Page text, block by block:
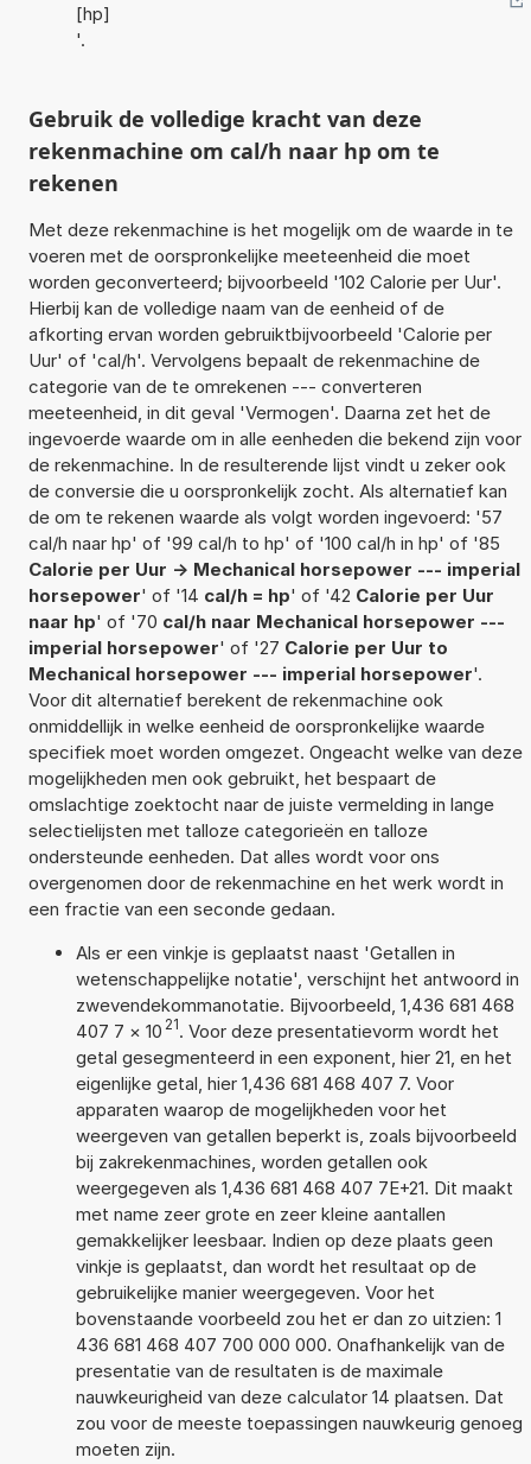
[hp]
'.
Gebruik de volledige kracht van deze
rekenmachine om cal/h naar hp om te
rekenen
Met deze rekenmachine is het mogelijk om de waarde in te
voeren met de oorspronkelijke meeteenheid die moet
worden geconverteerd; bijvoorbeeld '102 Calorie per Uur'.
Hierbij kan de volledige naam van de eenheid of de
afkorting ervan worden gebruiktbijvoorbeeld 'Calorie per
Uur' of 'cal/h'. Vervolgens bepaalt de rekenmachine de
categorie van de te omrekenen --- converteren
meeteenheid, in dit geval 'Vermogen'. Daarna zet het de
ingevoerde waarde om in alle eenheden die bekend zijn voor
de rekenmachine. In de resulterende lijst vindt u zeker ook
de conversie die u oorspronkelijk zocht. Als alternatief kan
de om te rekenen waarde als volgt worden ingevoerd: '57
cal/h naar hp' of '99 cal/h to hp' of '100 cal/h in hp' of '85
Calorie per Uur -> Mechanical horsepower --- imperial
horsepower' of '14 cal/h = hp' of '42 Calorie per Uur
naar hp' of '70 cal/h naar Mechanical horsepower ---
imperial horsepower' of '27 Calorie per Uur to
Mechanical horsepower --- imperial horsepower'.
Voor dit alternatief berekent de rekenmachine ook
onmiddellijk in welke eenheid de oorspronkelijke waarde
specifiek moet worden omgezet. Ongeacht welke van deze
mogelijkheden men ook gebruikt, het bespaart de
omslachtige zoektocht naar de juiste vermelding in lange
selectielijsten met talloze categorieën en talloze
ondersteunde eenheden. Dat alles wordt voor ons
overgenomen door de rekenmachine en het werk wordt in
een fractie van een seconde gedaan.
Als er een vinkje is geplaatst naast 'Getallen in
wetenschappelijke notatie', verschijnt het antwoord in
zwevendekommanotatie. Bijvoorbeeld, 1,436 681 468
407 7 × 10 21. Voor deze presentatievorm wordt het
getal gesegmenteerd in een exponent, hier 21, en het
eigenlijke getal, hier 1,436 681 468 407 7. Voor
apparaten waarop de mogelijkheden voor het
weergeven van getallen beperkt is, zoals bijvoorbeeld
bij zakrekenmachines, worden getallen ook
weergegeven als 1,436 681 468 407 7E+21. Dit maakt
met name zeer grote en zeer kleine aantallen
gemakkelijker leesbaar. Indien op deze plaats geen
vinkje is geplaatst, dan wordt het resultaat op de
gebruikelijke manier weergegeven. Voor het
bovenstaande voorbeeld zou het er dan zo uitzien: 1
436 681 468 407 700 000 000. Onafhankelijk van de
presentatie van de resultaten is de maximale
nauwkeurigheid van deze calculator 14 plaatsen. Dat
zou voor de meeste toepassingen nauwkeurig genoeg
moeten zijn.